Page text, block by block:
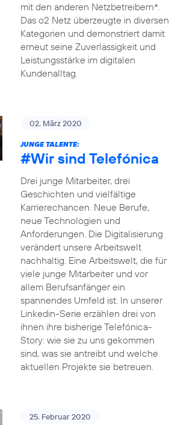
mit den anderen Netzbetreibern*.
Das o2 Netz überzeugte in diversen
Kategorien und demonstriert damit
erneut seine Zuverlässigkeit und
Leistungsstärke im digitalen
Kundenalltag.
02. März 2020
JUNGE TALENTE:
#Wirsind Telefónica
Drei junge Mitarbeiter, drei
Geschichten und vielfältige
Karrierechancen. Neue Berufe,
neue Technologien und
Anforderungen. Die Digitalisierung
verändert unsere Arbeitswelt
nachhaltig. Eine Arbeitswelt, die für
viele junge Mitarbeiter und vor
allem Berufsanfänger ein
spannendes Umfeld ist. In unserer
Linkedin-Serie erzählen drei von
ihnen ihre bisherige Telefónica-
Story: wie sie zu uns gekommen
sind, was sie antreibt und welche
aktuellen Projekte sie betreuen.
25. Februar 2020